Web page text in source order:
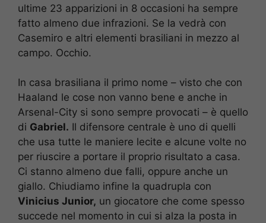
ultime 23 apparizioni in 8 occasioni ha sempre
fatto almeno due infrazioni. Se la vedrà con
Casemiro e altri elementi brasiliani in mezzo al
campo. Occhio.
In casa brasiliana il primo nome – visto che con
Haaland le cose non vanno bene e anche in
Arsenal-City si sono sempre provocati – è quello
di Gabriel. Il difensore centrale è uno di quelli
che usa tutte le maniere lecite e alcune volte no
per riuscire a portare il proprio risultato a casa.
Ci stanno almeno due falli, oppure anche un
giallo. Chiudiamo infine la quadrupla con
Vinicius Junior, un giocatore che come spesso
succede nel momento in cui si alza la posta in